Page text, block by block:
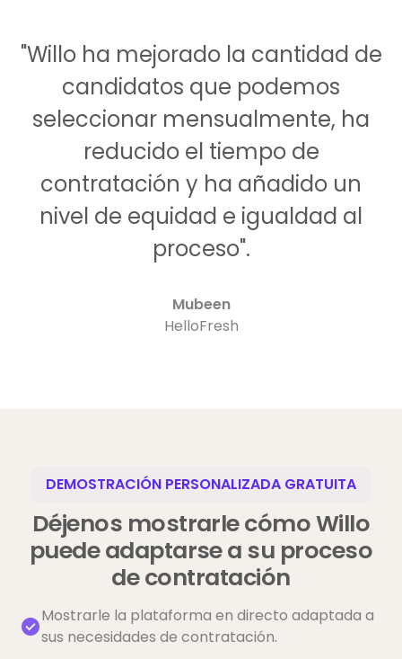
"Willo ha mejorado la cantidad de
candidatos que podemos
seleccionar mensualmente, ha
reducido el tiempo de
contratación y ha añadido un
nivel de equidad e igualdad al
proceso".
Mubeen
HelloFresh
DEMOSTRACIÓN PERSONALIZADA GRATUITA
Déjenos mostrarle cómo Willo
puede adaptarse a su proceso
de contratación
Mostrarle la plataforma en directo adaptada a
sus necesidades de contratación.